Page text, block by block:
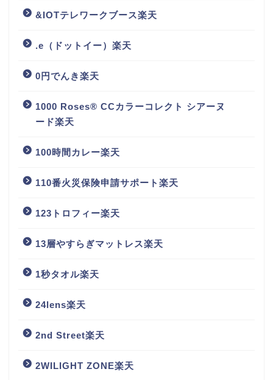
&IOTテレワークブース楽天
.e（ドットイー）楽天
0円でんき楽天
1000 Roses® CCカラーコレクト シアーヌ
ード楽天
100時間カレー楽天
110番火災保険申請サポート楽天
123トロフィー楽天
13層やすらぎマットレス楽天
1秒タオル楽天
24lens楽天
2nd Street楽天
2WILIGHT ZONE楽天